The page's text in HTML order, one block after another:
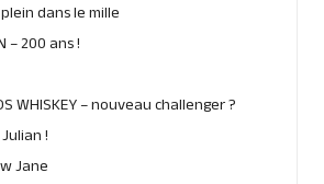
dans le mille
– 200 ans !
WHISKEY– nouveau challenger ?
!
Jane